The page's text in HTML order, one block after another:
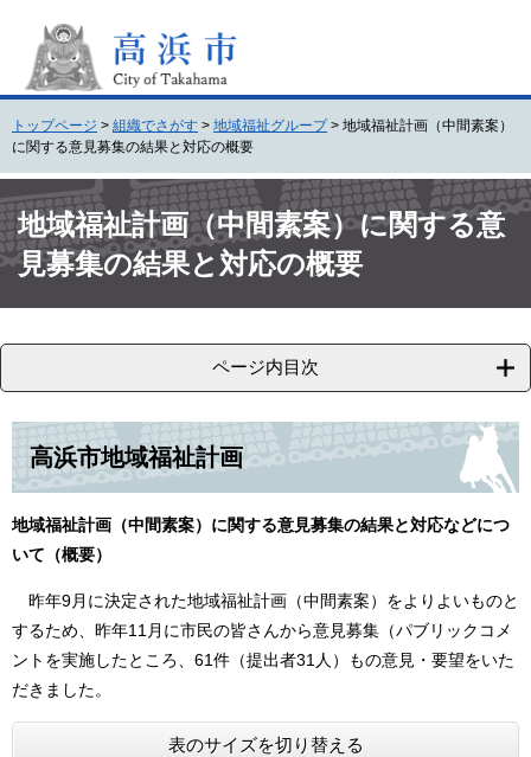
頭
。
飛
て
本
文
トップページ > 組織でさがす > 地域福祉グループ > 地域福祉計画（中間素案）
に関する意見募集の結果と対応の概要
文地域福祉計画（中間素案）に関する意
見募集の結果と対応の概要
ページ内目次
高浜市地域福祉計画
地域福祉計画（中間素案）に関する意見募集の結果と対応などにつ
いて（概要）
昨年9月に決定された地域福祉計画（中間素案）をよりよいものと
するため、昨年11月に市民の皆さんから意見募集（パブリックコメ
ントを実施したところ、61件（提出者31人）もの意見・要望をいた
だきました。
表のサイズを切り替える